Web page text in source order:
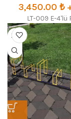
3,450.00 ₺
LT-009 E-4'lü